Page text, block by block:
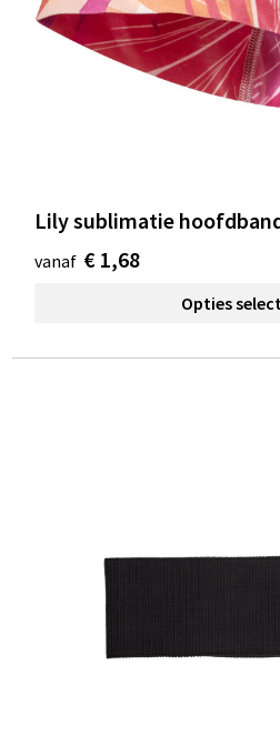
Lily sublimatie
vanaf € 1,68
Opties